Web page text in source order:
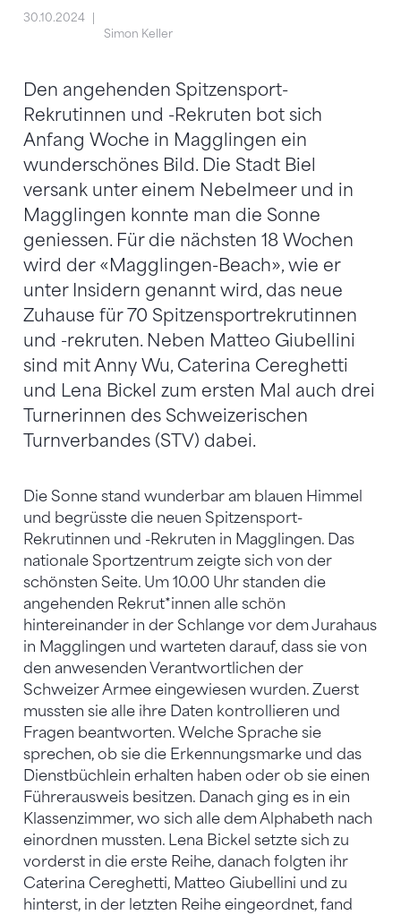
30.10.2024
Simon Keller
Den angehenden Spitzensport-
Rekrutinnen und -Rekruten bot sich
Anfang Woche in Magglingen ein
wunderschönes Bild. Die Stadt Biel
versank unter einem Nebelmeer und in
Magglingen konnte man die Sonne
geniessen. Für die nächsten 18 Wochen
wird der «Magglingen-Beach», wie er
unter Insidern genannt wird, das neue
Zuhause für 70 Spitzensportrekrutinnen
und -rekruten. Neben Matteo Giubellini
sind mit Anny Wu, Caterina Cereghetti
und Lena Bickel zum ersten Mal auch drei
Turnerinnen des Schweizerischen
Turnverbandes (STV) dabei.
Die Sonne stand wunderbar am blauen Himmel
und begrüsste die neuen Spitzensport-
Rekrutinnen und -Rekruten in Magglingen. Das
nationale Sportzentrum zeigte sich von der
schönsten Seite. Um 10.00 Uhr standen die
angehenden Rekrut*innen alle schön
hintereinander in der Schlange vor dem Jurahaus
in Magglingen und warteten darauf, dass sie von
den anwesenden Verantwortlichen der
Schweizer Armee eingewiesen wurden. Zuerst
mussten sie alle ihre Daten kontrollieren und
Fragen beantworten. Welche Sprache sie
sprechen, ob sie die Erkennungsmarke und das
Dienstbüchlein erhalten haben oder ob sie einen
Führerausweis besitzen. Danach ging es in ein
Klassenzimmer, wo sich alle dem Alphabeth nach
einordnen mussten. Lena Bickel setzte sich zu
vorderst in die erste Reihe, danach folgten ihr
Caterina Cereghetti, Matteo Giubellini und zu
hinterst, in der letzten Reihe eingeordnet, fand